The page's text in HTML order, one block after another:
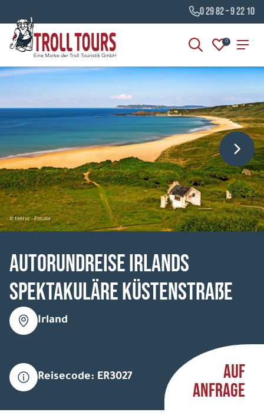
0 29 82 – 9 22 10
0
© tektur - Fotolia
Autorundreise Irlands
spektakuläre Küstenstraße
Irland
Reisecode: ER3027
AUF
ANFRAGE